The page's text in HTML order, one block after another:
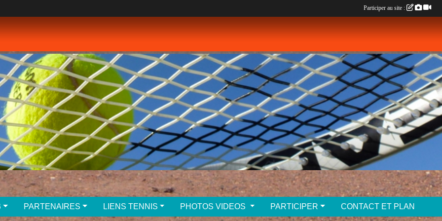
PARTENAIRES LIENS TENNIS PHOTOS VIDEOS PARTICIPER CONTACT ET PLAN
Participer au site :